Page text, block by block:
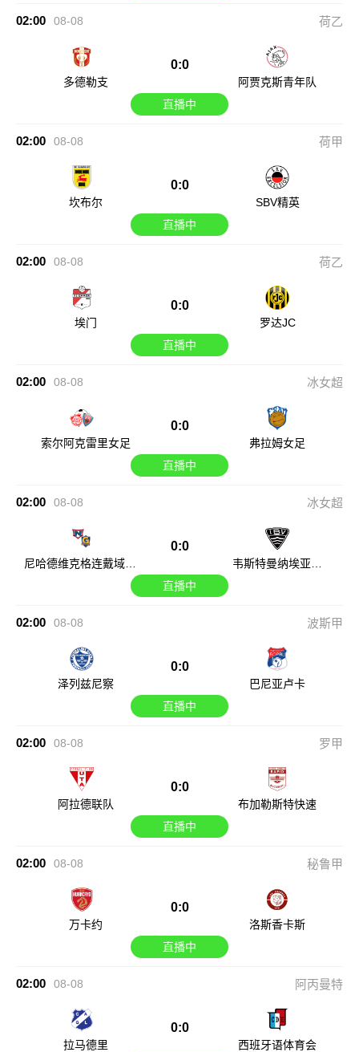
02:00 08-08 荷乙
多德勒支
0:0
阿贾克斯青年队
直播中
02:00 08-08 荷甲
坎布尔
0:0
SBV精英
直播中
02:00 08-08 荷乙
埃门
0:0
罗达JC
直播中
02:00 08-08 冰女超
索尔阿克雷里女足
0:0
弗拉姆女足
直播中
02:00 08-08 冰女超
尼哈德维克格连戴域克
0:0
韦斯特曼纳埃亚尔
直播中
02:00 08-08 波斯甲
泽列兹尼察
0:0
巴尼亚卢卡
直播中
02:00 08-08 罗甲
阿拉德联队
0:0
布加勒斯特快速
直播中
02:00 08-08 秘鲁甲
万卡约
0:0
洛斯香卡斯
直播中
02:00 08-08 阿丙曼特
拉马德里
0:0
西班牙语体育会